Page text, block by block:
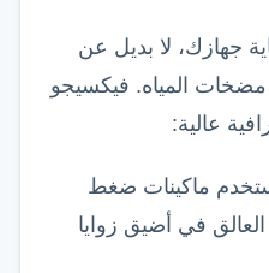
جهازك، لا بديل عن
مضخات المياه. فيكسيجو
عالية:
ماكينات ضغط
في أضيق زوايا